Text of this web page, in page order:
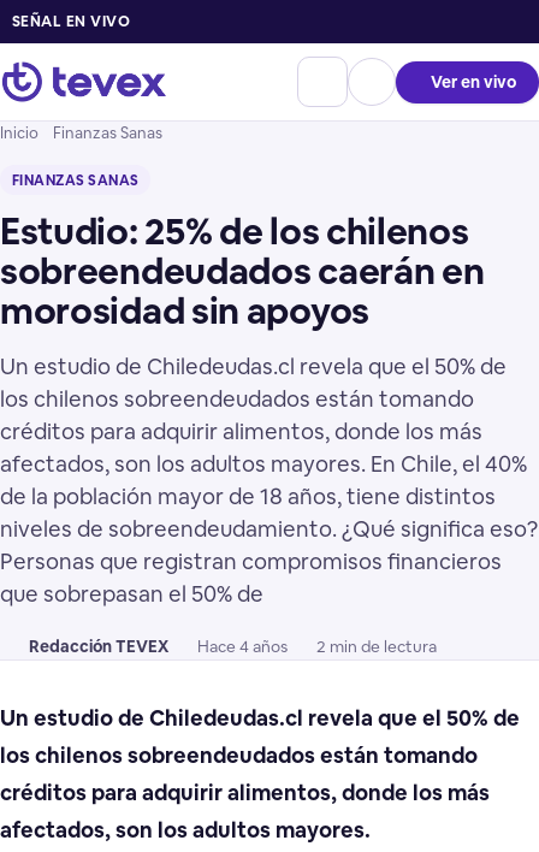
SEÑAL EN VIVO
Ver en vivo
Inicio Finanzas Sanas
FINANZAS SANAS
Estudio: 25% de los chilenos
sobreendeudados caerán en
morosidad sin apoyos
Un estudio de Chiledeudas.cl revela que el 50% de
los chilenos sobreendeudados están tomando
créditos para adquirir alimentos, donde los más
afectados, son los adultos mayores. En Chile, el 40%
de la población mayor de 18 años, tiene distintos
niveles de sobreendeudamiento. ¿Qué significa eso?
Personas que registran compromisos financieros
que sobrepasan el 50% de
Redacción TEVEX Hace 4 años 2 min de lectura
Un estudio de Chiledeudas.cl revela que el 50% de
los chilenos sobreendeudados están tomando
créditos para adquirir alimentos, donde los más
afectados, son los adultos mayores.